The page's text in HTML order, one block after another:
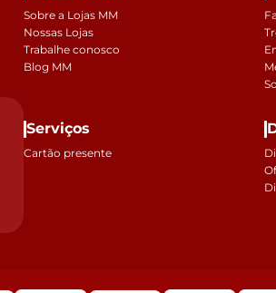
Sobre a Lojas MM
Nossas Lojas
Trabalhe conosco
Blog MM
Serviços
Cartão presente